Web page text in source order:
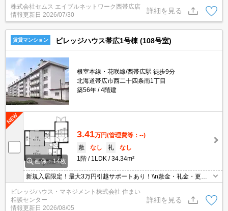
株式会社セムス エイブルネットワーク西帯広店
情報更新日 2026/07/30
詳細を見る
賃貸マンション ビレッジハウス帯広1号棟 (108号室)
根室本線・花咲線/西帯広駅 徒歩9分
北海道帯広市西二十四条南1丁目
築56年
4階建
画像：14枚
3.41万円(管理費等：--)
敷
なし 礼
なし
1階
1LDK 34.34m²
新規入居限定！最大3万円引越サポートあり！\\n敷金・礼金・更新
する場合がございます。
ビレッジハウス・マネジメント株式会社 住まい
相談センター
情報更新日 2026/08/05
詳細を見る